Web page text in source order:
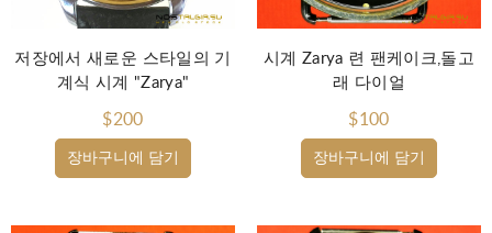
장바구니에 담기
저장에서 새로운 스타일의 기
계식 시계 "Zarya"
$200
장바구니에 담기
시계 Zarya 련 팬케이크,돌고
래 다이얼
$100